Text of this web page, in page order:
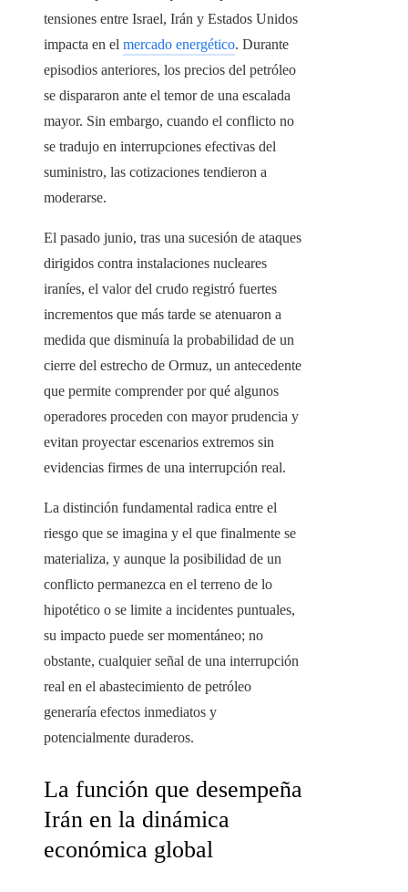
tensiones entre Israel, Irán y Estados Unidos
impacta en el mercado energético. Durante
episodios anteriores, los precios del petróleo
se dispararon ante el temor de una escalada
mayor. Sin embargo, cuando el conflicto no
se tradujo en interrupciones efectivas del
suministro, las cotizaciones tendieron a
moderarse.
El pasado junio, tras una sucesión de ataques
dirigidos contra instalaciones nucleares
iraníes, el valor del crudo registró fuertes
incrementos que más tarde se atenuaron a
medida que disminuía la probabilidad de un
cierre del estrecho de Ormuz, un antecedente
que permite comprender por qué algunos
operadores proceden con mayor prudencia y
evitan proyectar escenarios extremos sin
evidencias firmes de una interrupción real.
La distinción fundamental radica entre el
riesgo que se imagina y el que finalmente se
materializa, y aunque la posibilidad de un
conflicto permanezca en el terreno de lo
hipotético o se limite a incidentes puntuales,
su impacto puede ser momentáneo; no
obstante, cualquier señal de una interrupción
real en el abastecimiento de petróleo
generaría efectos inmediatos y
potencialmente duraderos.
La función que desempeña
Irán en la dinámica
económica global